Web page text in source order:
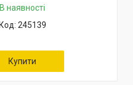
В наявності
245139
Купити